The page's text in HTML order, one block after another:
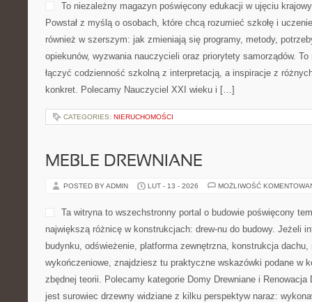
To niezależny magazyn poświęcony edukacji w ujęciu
Powstał z myślą o osobach, które chcą rozumieć szkołę i
również w szerszym: jak zmieniają się programy, metody,
opiekunów, wyzwania nauczycieli oraz priorytety samorządów.
łączyć codzienność szkolną z interpretacją, a inspiracje z
konkret. Polecamy Nauczyciel XXI wieku i […]
CATEGORIES: NIERUCHOMOŚCI
MEBLE DREWNIANE
POSTED BY ADMIN LUT - 13 - 2026 MOŻLIWOŚĆ
Ta witryna to wszechstronny portal o budowie poświęcony
największą różnicę w konstrukcjach: drew-nu do budowy. Jeżeli
budynku, odświeżenie, platforma zewnętrzna, konstrukcja
wykończeniowe, znajdziesz tu praktyczne wskazówki podane w
zbędnej teorii. Polecamy kategorie Domy Drewniane i Renowacja
jest surowiec drzewny widziane z kilku perspektyw naraz: